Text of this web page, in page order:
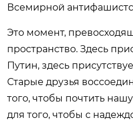
Всемирной
Это момент,
пространство. Здесь
Путин, здесь
Старые друзья
того, чтобы почтить
для того, чтобы с